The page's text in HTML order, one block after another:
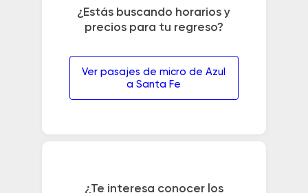
¿Estás buscando horarios y
precios para tu regreso?
Ver pasajes de micro de Azul
a Santa Fe
¿Te interesa conocer los